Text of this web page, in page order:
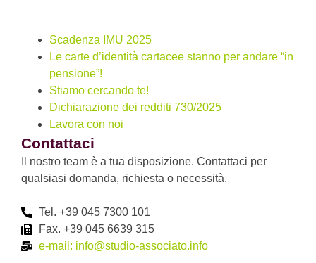
Scadenza IMU 2025
Le carte d’identità cartacee stanno per andare “in
pensione”!
Stiamo cercando te!
Dichiarazione dei redditi 730/2025
Lavora con noi
Contattaci
Il nostro team è a tua disposizione. Contattaci per
qualsiasi domanda, richiesta o necessità.
Tel. +39 045 7300 101
Fax. +39 045 6639 315
e-mail: info@studio-associato.info